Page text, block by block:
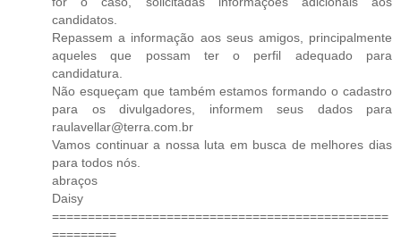
candidatos.
Repassem a informação aos seus amigos, principalmente
aqueles que possam ter o perfil adequado para
candidatura.
Não esqueçam que também estamos formando o cadastro
para os divulgadores, informem seus dados para
raulavellar@terra.com.br
Vamos continuar a nossa luta em busca de melhores dias
para todos nós.
abraços
Daisy
===============================================
=========